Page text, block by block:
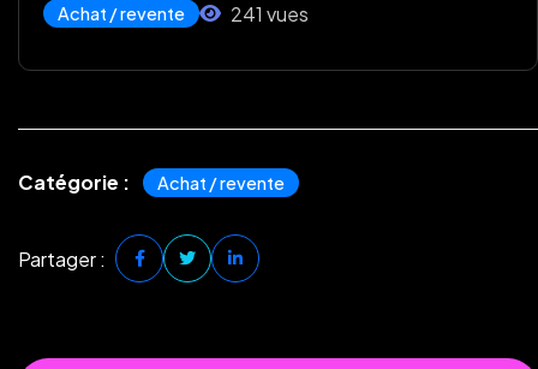
Achat / revente 241 vues
Catégorie : Achat / revente
Partager :